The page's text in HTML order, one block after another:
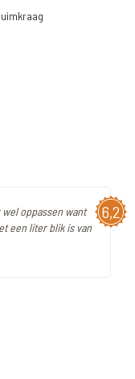
6,2
oppassen want
een liter blik is van